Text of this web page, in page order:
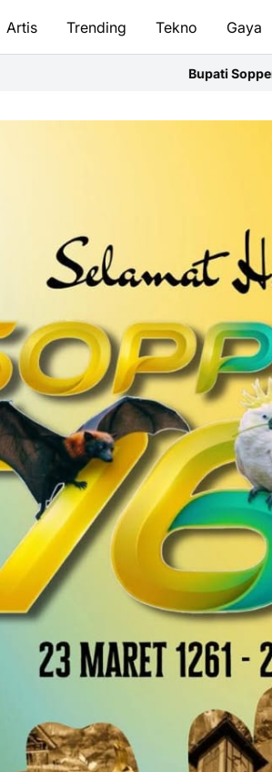
Artis Trending Tekno Gaya
Bupati Soppeng Sambut Silaturahmi